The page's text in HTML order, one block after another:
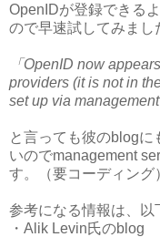
OpenIDが登録できる
ので早速試してみまし
「OpenID now
providers (it is not in
set up via management
と言っても彼のblog
いのでmanagement
す。（要コーディング
参考になる情報は、以
・Alik Levin氏のblog